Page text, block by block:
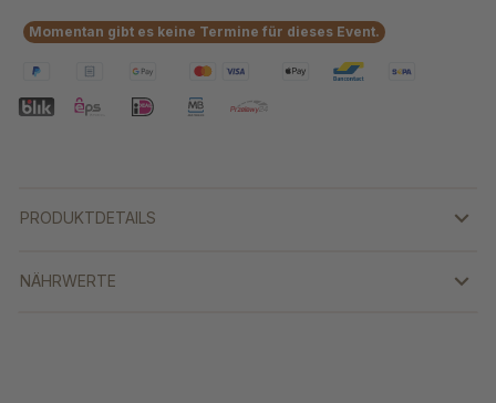
Momentan gibt es keine Termine für dieses Event.
PRODUKTDETAILS
NÄHRWERTE